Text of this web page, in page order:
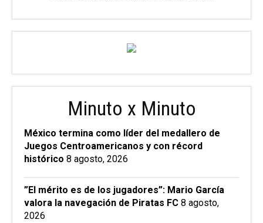
Minuto x Minuto
México termina como líder del medallero de
Juegos Centroamericanos y con récord
histórico 8 agosto, 2026
”El mérito es de los jugadores”: Mario García
valora la navegación de Piratas FC 8 agosto,
2026